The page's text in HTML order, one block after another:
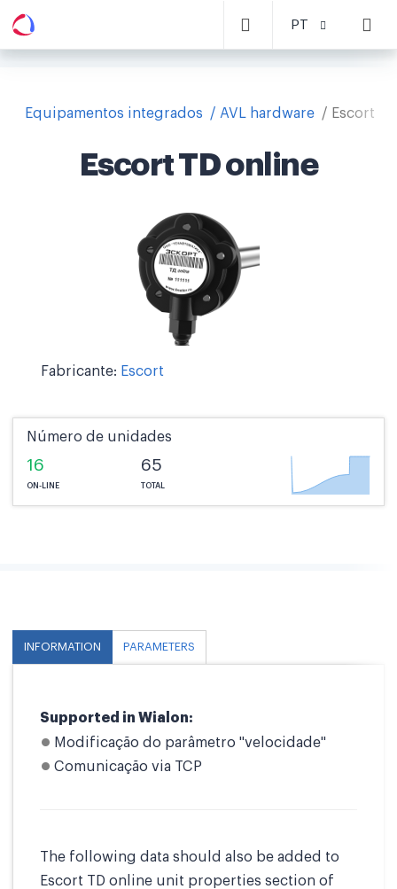
PT
Equipamentos integrados AVL hardware Escort
Escort TD online
Fabricante: Escort
Número de unidades
16
ON-LINE
65
TOTAL
INFORMATION PARAMETERS
Supported in Wialon:
Modificação do parâmetro "velocidade"
Comunicação via TCP
The following data should also be added to
Escort TD online unit properties section of